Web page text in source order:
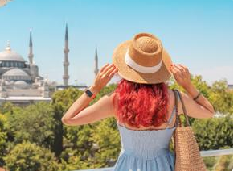
от путешествий.